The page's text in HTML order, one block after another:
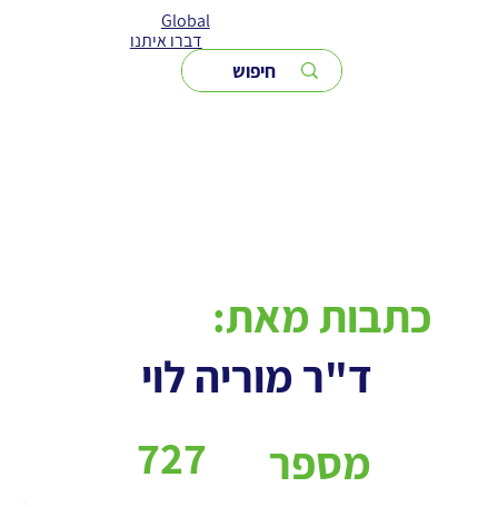
Global
דברו איתנו
ד"ר מוריה לוי
כתבות מאת:
מספר
727